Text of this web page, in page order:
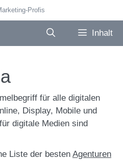
Profis
Inhalt
für alle digitalen
Display, Mobile und
für digitale Medien sind
Liste der besten Agenturen